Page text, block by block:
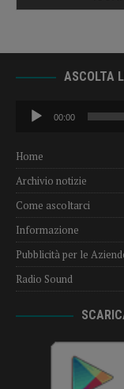
ASCOLTA
Audio
Player
00:00
Home
Archivio notizie
Come ascoltarci
Informazione
Pubblicità per le
Radio Sound